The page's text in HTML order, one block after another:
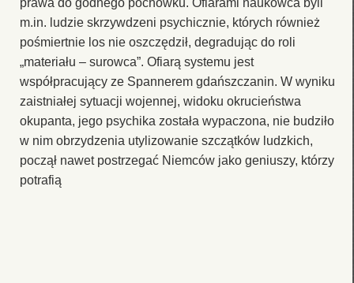
m.in. ludzie skrzywdzeni psychicznie, których również
pośmiertnie los nie oszczędził, degradując do roli
„materiału – surowca”. Ofiarą systemu jest
współpracujący ze Spannerem gdańszczanin. W wyniku
zaistniałej sytuacji wojennej, widoku okrucieństwa
okupanta, jego psychika została wypaczona, nie budziło
w nim obrzydzenia utylizowanie szczątków ludzkich,
począł nawet postrzegać Niemców jako geniuszy, którzy
potrafią